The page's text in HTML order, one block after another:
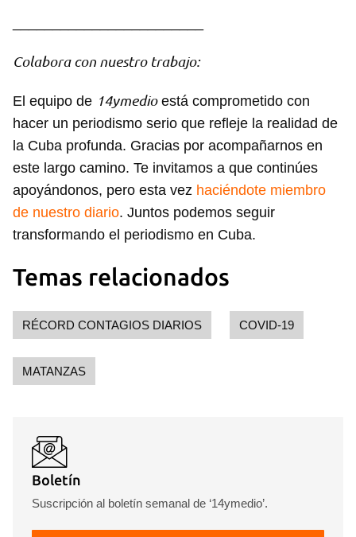
Guardar como favorito
Para poder guardar como favorito, primero has de
iniciar sesión con tu cuenta de 14ymedio.
INICIAR SESIÓN CANCELAR
Colabora con nuestro trabajo:
El equipo de 14ymedioestá comprometido con
hacer un periodismo serio que refleje la realidad de
la Cuba profunda. Gracias por acompañarnos en
este largo camino. Te invitamos a que continúes
apoyándonos, pero esta vez haciéndote miembro
de nuestro diario. Juntos podemos seguir
transformando el periodismo en Cuba.
Temas relacionados
RÉCORD CONTAGIOS DIARIOS COVID-19
MATANZAS
Boletín
Suscripción al boletín semanal de ‘14ymedio’.